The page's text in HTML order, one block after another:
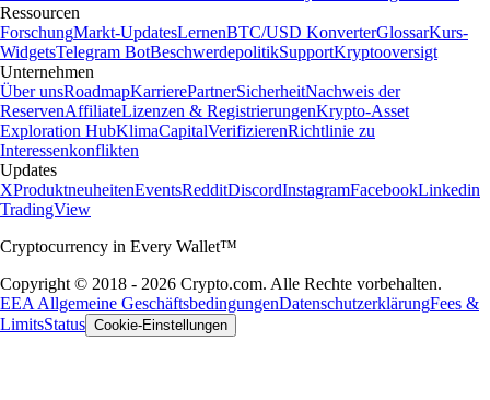
Ressourcen
ForschungMarkt-UpdatesLernenBTC/USD KonverterGlossarKurs-
WidgetsTelegram BotBeschwerdepolitikSupportKryptooversigt
Unternehmen
Über unsRoadmapKarrierePartnerSicherheitNachweis der
ReservenAffiliateLizenzen & RegistrierungenKrypto-Asset
Exploration HubKlimaCapitalVerifizierenRichtlinie zu
Interessenkonflikten
Updates
XProduktneuheitenEventsRedditDiscordInstagramFacebookLinkedin
TradingView
Cryptocurrency in Every Wallet™
Copyright © 2018 - 2026 Crypto.com. Alle Rechte vorbehalten.
EEA Allgemeine GeschäftsbedingungenDatenschutzerklärungFees &
LimitsStatus Cookie-Einstellungen